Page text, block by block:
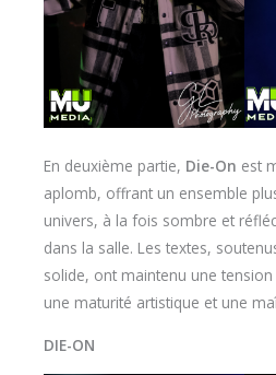
En deuxième partie, Die-On est
aplomb, offrant un ensemble
univers, à la fois sombre et
dans la salle. Les textes,
solide, ont maintenu une
une maturité artistique et une
DIE-ON